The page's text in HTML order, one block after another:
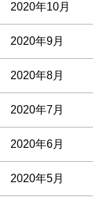
2020年10月
2020年9月
2020年8月
2020年7月
2020年6月
2020年5月